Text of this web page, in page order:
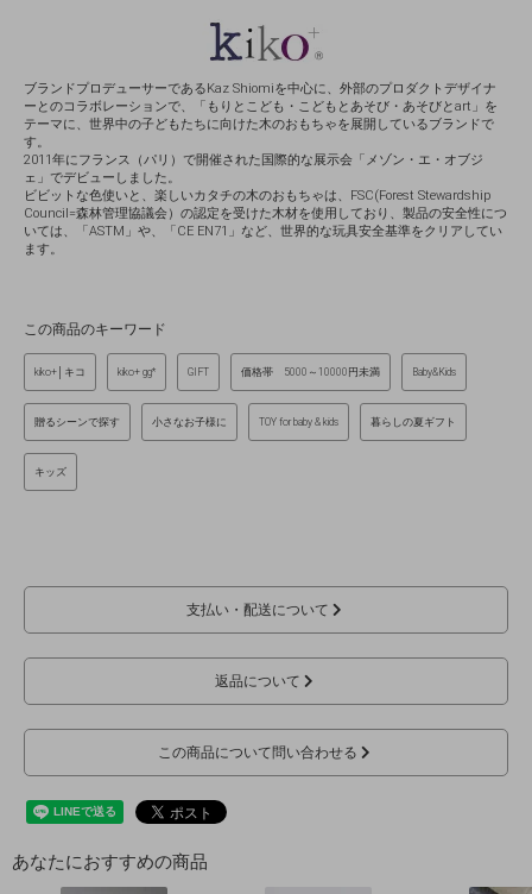
ブランドプロデューサーであるKaz Shiomiを中心に、外部のプロダクトデザイナ
ーとのコラボレーションで、「もりとこども・こどもとあそび・あそびとart」を
テーマに、世界中の子どもたちに向けた木のおもちゃを展開しているブランドで
す。
2011年にフランス（パリ）で開催された国際的な展示会「メゾン・エ・オブジ
ェ」でデビューしました。
ビビットな色使いと、楽しいカタチの木のおもちゃは、FSC(Forest Stewardship
Council=森林管理協議会）の認定を受けた木材を使用しており、製品の安全性につ
いては、「ASTM」や、「CE EN71」など、世界的な玩具安全基準をクリアしてい
ます。
この商品のキーワード
kiko+│キコ kiko+ gg* GIFT 価格帯 5000～10000円未満 Baby&Kids
贈るシーンで探す 小さなお子様に TOY for baby & kids 暮らしの夏ギフト
キッズ
支払い・配送について
返品について
この商品について問い合わせる
あなたにおすすめの商品